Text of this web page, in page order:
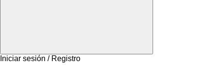
Iniciar sesión / Registro